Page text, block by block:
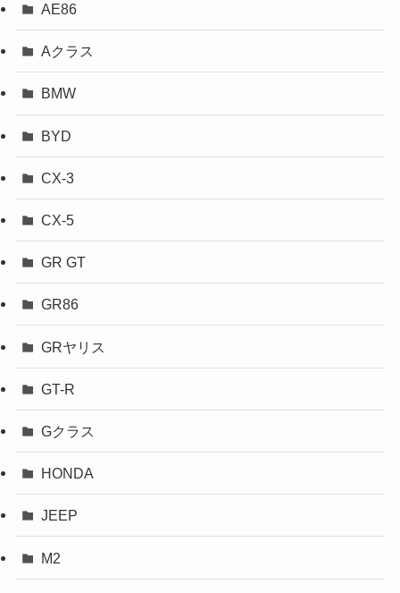
AE86
Aクラス
BMW
BYD
CX-3
CX-5
GR GT
GR86
GRヤリス
GT-R
Gクラス
HONDA
JEEP
M2